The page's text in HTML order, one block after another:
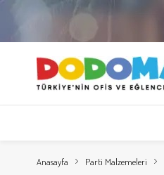
Anasayfa Parti Malzemeleri